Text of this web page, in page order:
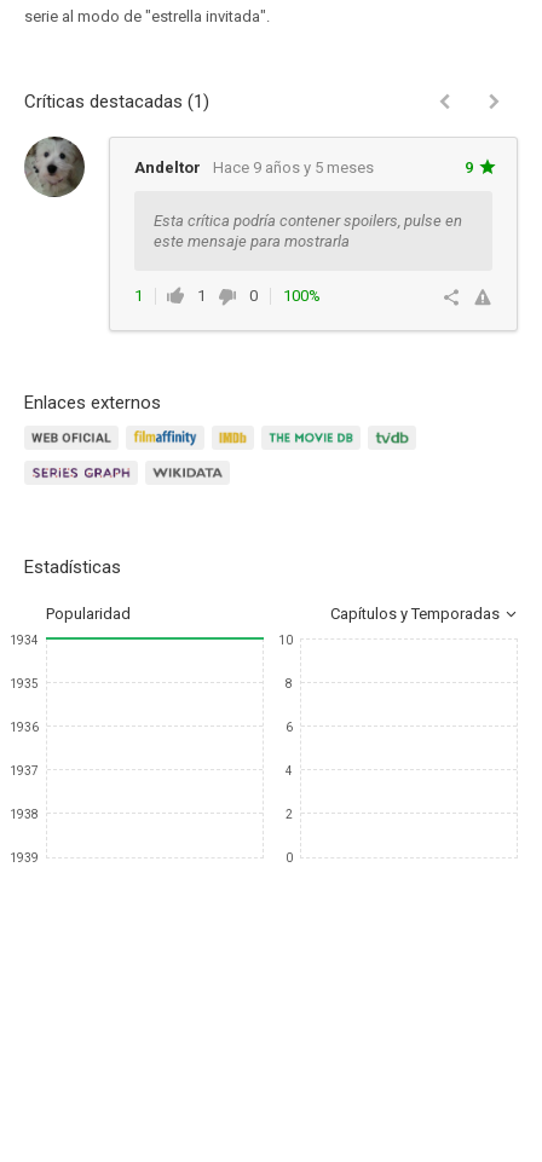
serie al modo de "estrella invitada".
Críticas destacadas (1)
Andeltor Hace 9 años y 5 meses 9
Esta crítica podría contener spoilers, pulse en
este mensaje para mostrarla
1 1 0
100%
Enlaces externos
Estadísticas
Popularidad Capítulos y Temporadas
1934
1935
1936
1937
1938
1939
10
8
6
4
2
0